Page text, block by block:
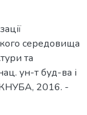
середовища
та
ун-т буд-ва і
КНУБА, 2016. -